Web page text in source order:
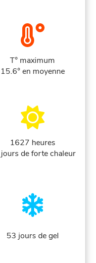
T° maximum
15.6° en moyenne
1627 heures
de forte chaleur
53 jours de gel